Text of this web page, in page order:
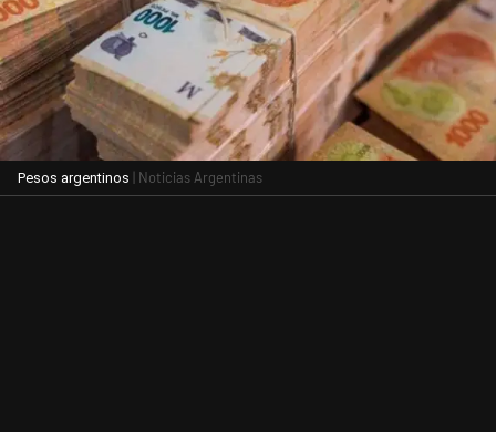
Pesos argentinos | Noticias Argentinas